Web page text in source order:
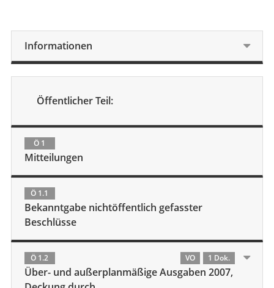
Informationen
Öffentlicher Teil:
Ö 1
Mitteilungen
Ö 1.1
Bekanntgabe nichtöffentlich gefasster
Beschlüsse
Ö 1.2 VO 1 Dok.
Über- und außerplanmäßige Ausgaben 2007,